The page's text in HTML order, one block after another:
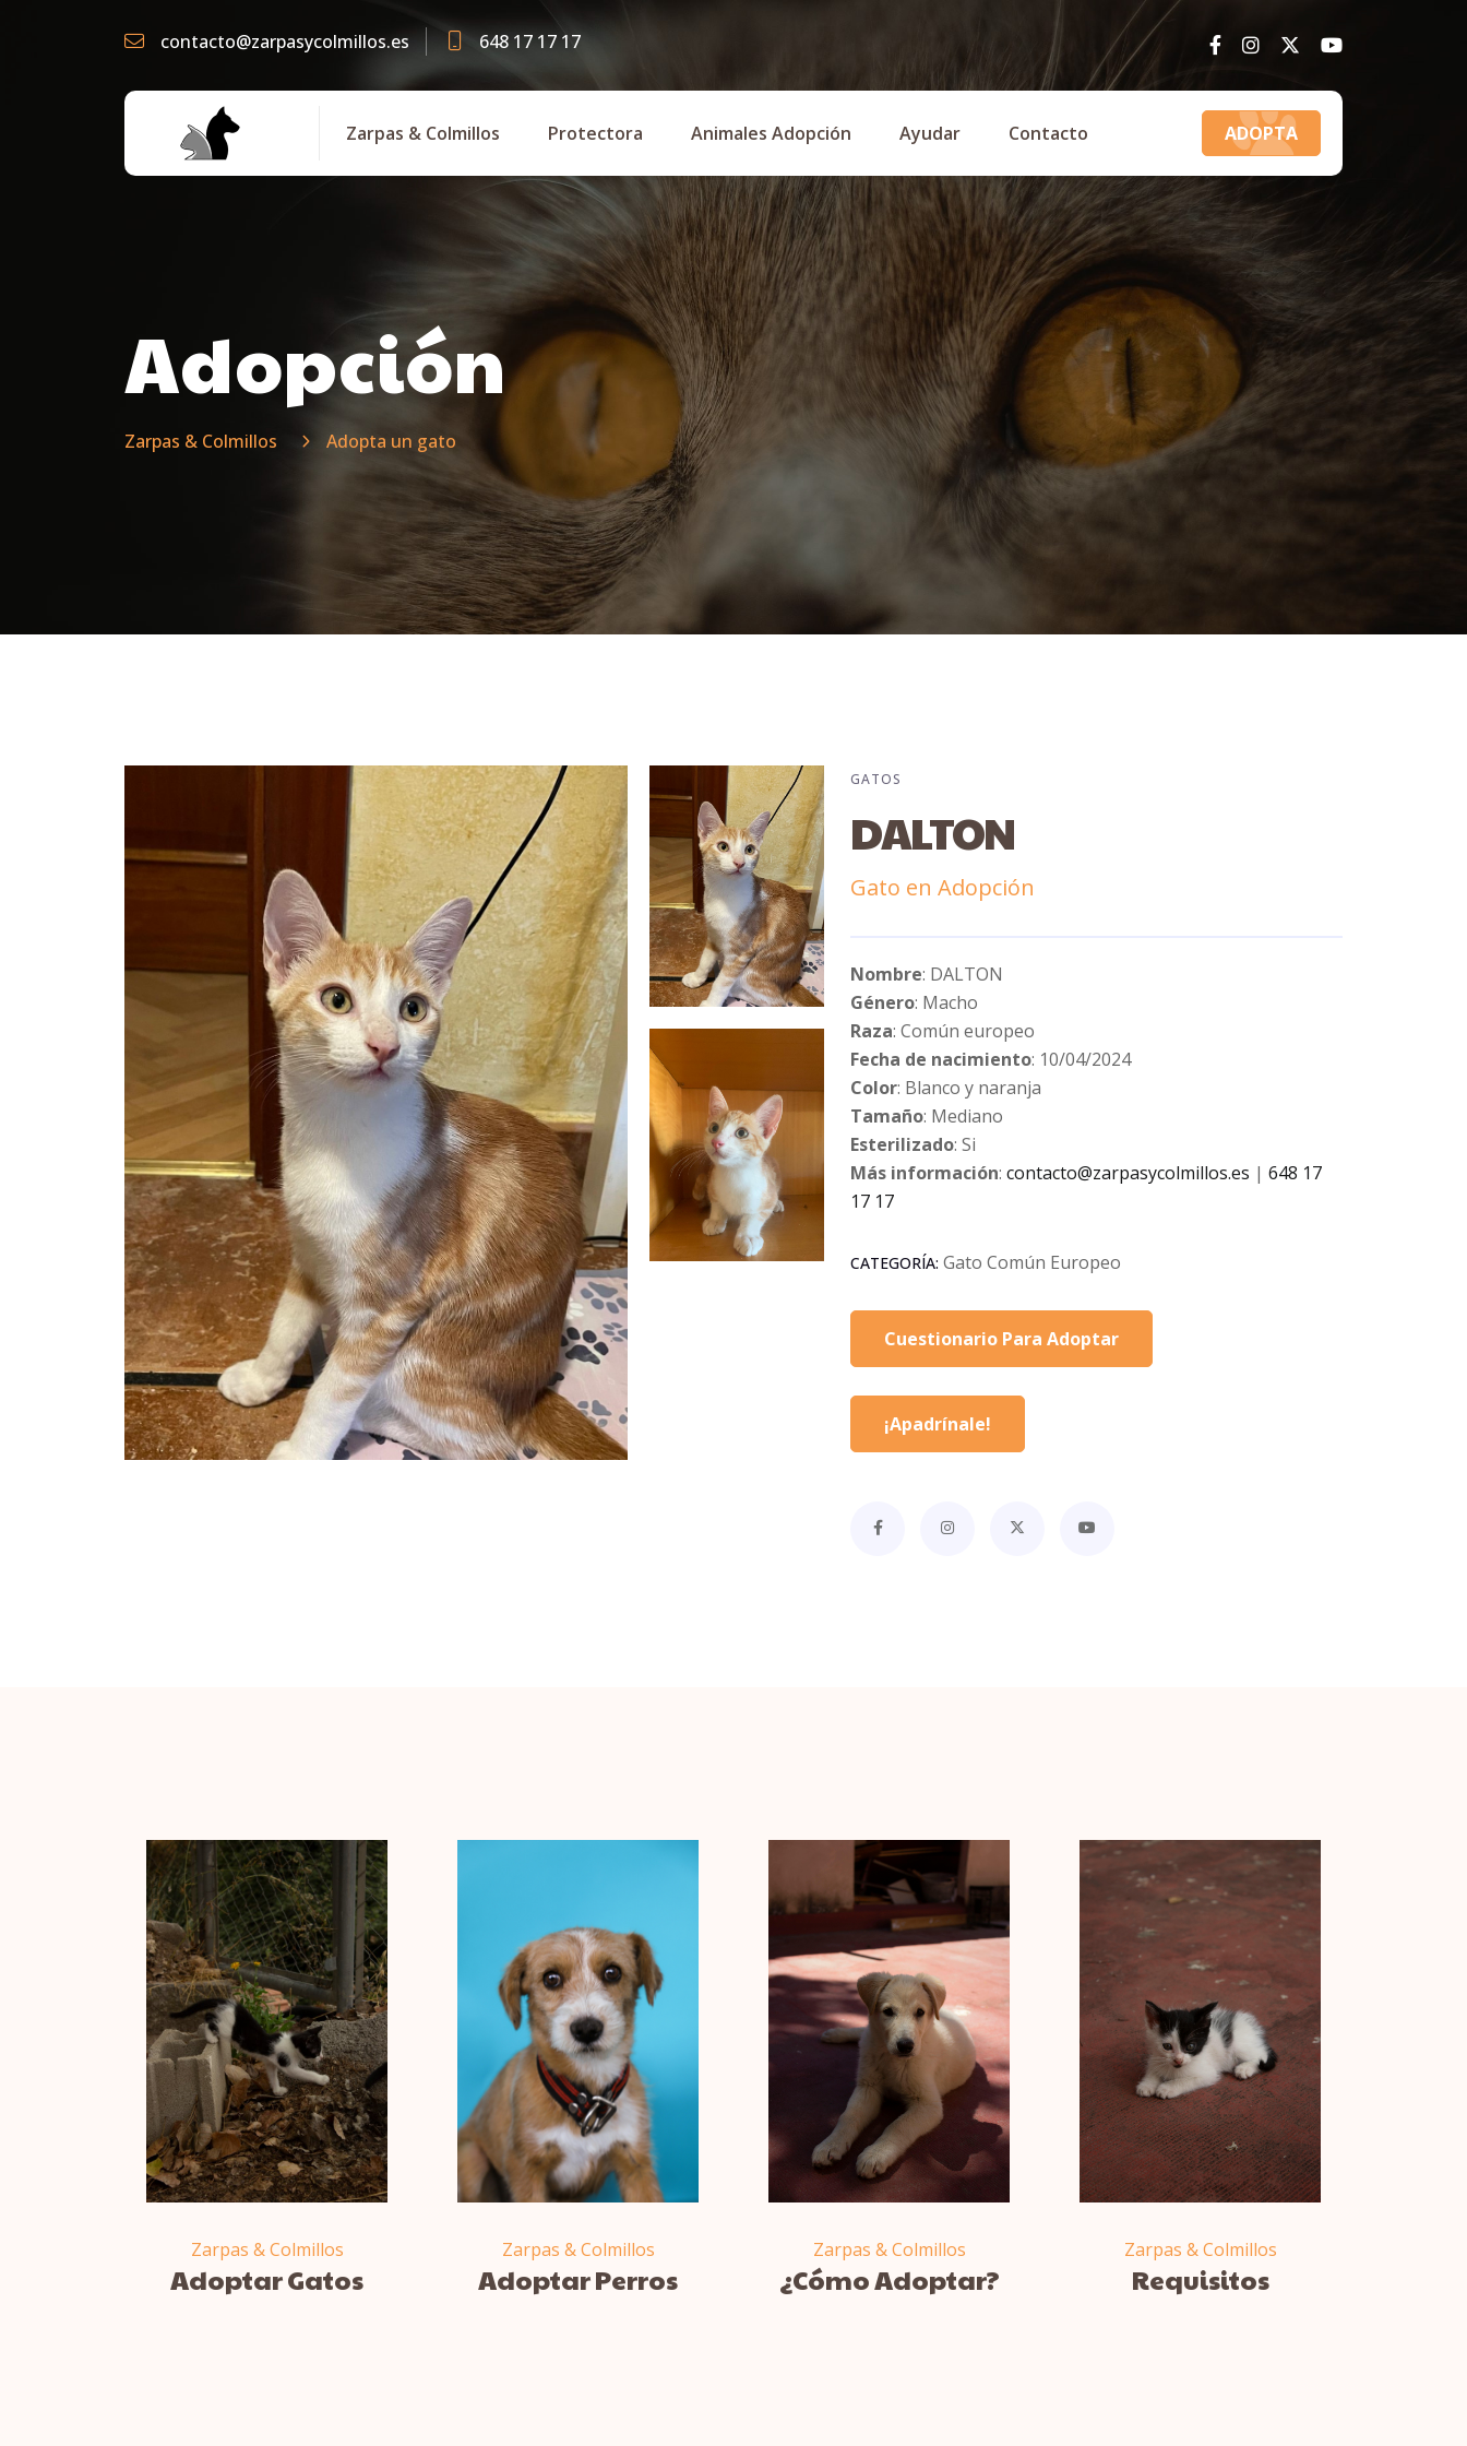
contacto@zarpasycolmillos.es 648 17 17 17
Zarpas & Colmillos Protectora Animales Adopción Ayudar Contacto ADOPTA
Adopción
Zarpas & Colmillos Adopta un gato
GATOS
DALTON
Gato en Adopción
Nombre: DALTON
Género: Macho
Raza: Común europeo
Fecha de nacimiento: 10/04/2024
Color: Blanco y naranja
Tamaño: Mediano
Esterilizado: Si
Más información: contacto@zarpasycolmillos.es | 648 17
17 17
CATEGORÍA: Gato Común Europeo
Cuestionario Para Adoptar
¡Apadrínale!
Zarpas & Colmillos
Adoptar Gatos
Zarpas & Colmillos
Adoptar Perros
Zarpas & Colmillos
¿Cómo Adoptar?
Zarpas & Colmillos
Requisitos